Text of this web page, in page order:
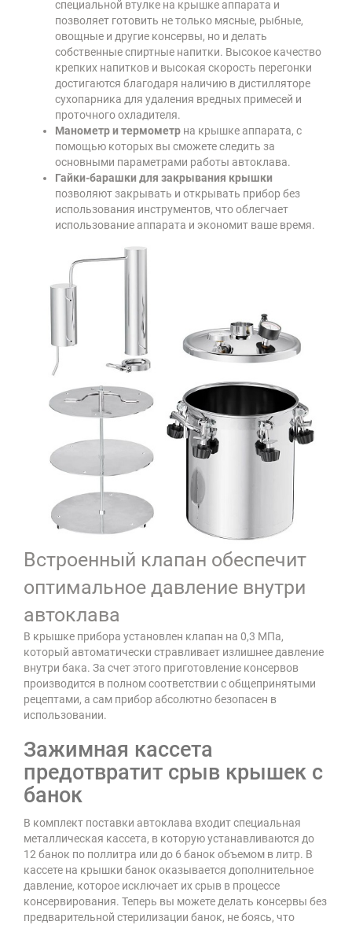
специальной втулке на крышке аппарата и
позволяет готовить не только мясные, рыбные,
овощные и другие консервы, но и делать
собственные спиртные напитки. Высокое качество
крепких напитков и высокая скорость перегонки
достигаются благодаря наличию в дистилляторе
сухопарника для удаления вредных примесей и
проточного охладителя.
Манометр и термометр на крышке аппарата, с
помощью которых вы сможете следить за
основными параметрами работы автоклава.
Гайки-барашки для закрывания крышки
позволяют закрывать и открывать прибор без
использования инструментов, что облегчает
использование аппарата и экономит ваше время.
Встроенный клапан обеспечит
оптимальное давление внутри
автоклава
В крышке прибора установлен клапан на 0,3 МПа,
который автоматически стравливает излишнее давление
внутри бака. За счет этого приготовление консервов
производится в полном соответствии с общепринятыми
рецептами, а сам прибор абсолютно безопасен в
использовании.
Зажимная кассета
предотвратит срыв крышек с
банок
В комплект поставки автоклава входит специальная
металлическая кассета, в которую устанавливаются до
12 банок по поллитра или до 6 банок объемом в литр. В
кассете на крышки банок оказывается дополнительное
давление, которое исключает их срыв в процессе
консервирования. Теперь вы можете делать консервы без
предварительной стерилизации банок, не боясь, что